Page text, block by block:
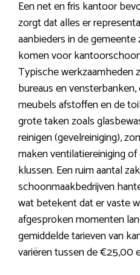
Een net en fris kantoor
zorgt dat alles er
aanbieders in de
komen voor
Typische werkzaamheden
bureaus en
meubels afstoffen en de
grote taken zoals
reinigen (gevelreiniging),
maken ventilatiereiniging
klussen. Een ruim aantal
schoonmaakbedrijven
wat betekent dat er vaste
afgesproken momenten
gemiddelde tarieven van
variëren tussen de €25,00